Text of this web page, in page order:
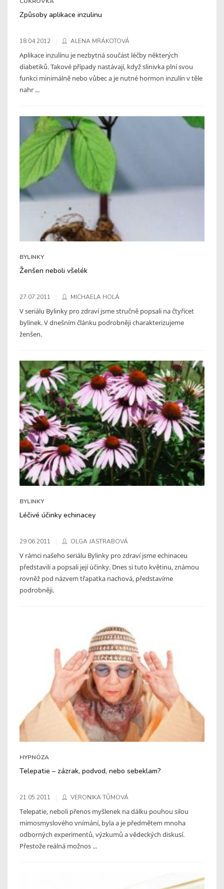
Způsoby aplikace inzulinu
18.04.2012 ALENA MRÁKOTOVÁ
Aplikace inzulínu je nezbytná součást léčby některých
diabetiků. Takové případy nastávají, když slinivka plní svou
funkci minimálně nebo vůbec a je nutné hormon inzulín v těle
nahr ...
BYLINKY
Ženšen neboli všelék
27.07.2011 MICHAELA HOLÁ
V seriálu Bylinky pro zdraví jsme stručně popsali na čtyřicet
bylinek. V dnešním článku podrobněji charakterizujeme
ženšen.
BYLINKY
Léčivé účinky echinacey
29.06.2011 OLGA JASTRABOVÁ
V rámci našeho seriálu Bylinky pro zdraví jsme echinaceu
představili a popsali její účinky. Dnes si tuto květinu, známou
rovněž pod názvem třapatka nachová, představíme
podrobněji.
HYPNÓZA
Telepatie – zázrak, podvod, nebo sebeklam?
21.05.2011 VERONIKA TŮMOVÁ
Telepatie, neboli přenos myšlenek na dálku pouhou silou
mimosmyslového vnímání, byla a je předmětem mnoha
odborných experimentů, výzkumů a vědeckých diskusí.
Přestože reálná možnos ...